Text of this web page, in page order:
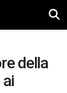
della